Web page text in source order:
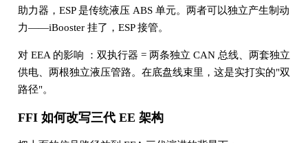
助力器，ESP 是传统液压 ABS 单元。两者可以独立产生制动
力——iBooster 挂了，ESP 接管。
对 EEA 的影响 ：双执行器 = 两条独立 CAN 总线、两套独立
供电、两根独立液压管路。在底盘线束里，这是实打实的"双
路径"。
FFI 如何改写三代 EE 架构